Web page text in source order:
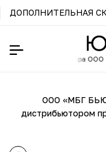
ДОПОЛНИТЕЛЬНАЯ
дистрибьютора ООО
ООО «МБГ
дистрибьютором